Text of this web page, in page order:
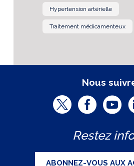
Hypertension artérielle
Traitement médicamenteux
Nous
T
i
t
F
c
e
Y
u
t
Restez
ABONNEZ-VOUS AUX